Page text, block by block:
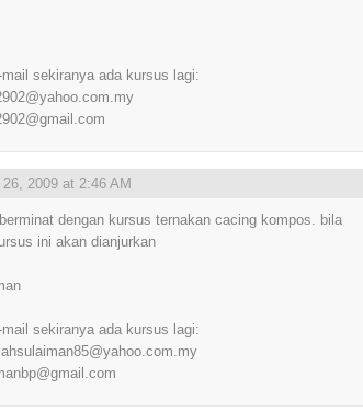
sekiranya ada kursus lagi:
26, 2009 at 2:46 AM
dengan kursus ternakan cacing kompos. bila
ini akan dianjurkan
sekiranya ada kursus lagi: